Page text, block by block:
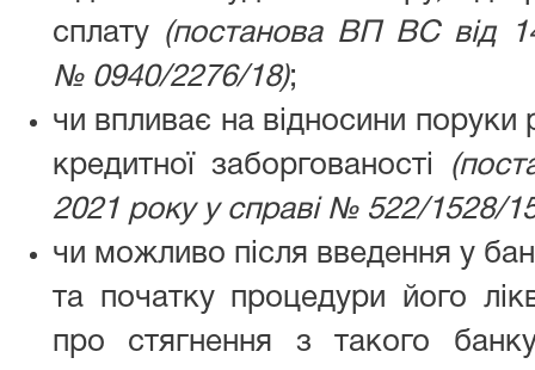
сплату (постанова ВП ВС від
№ 0940/2276/18);
чи впливає на відносини поруки
кредитної заборгованості
2021 року у справі № 522/1528/
чи можливо після введення у
та початку процедури його
про стягнення з такого